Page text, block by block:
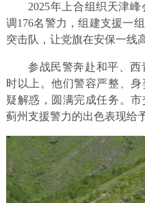
2025年上合组织天津
调176名警力，组建支援一
突击队，让党旗在安保一线
参战民警奔赴和平、
时以上。他们警容严整、
疑解惑，圆满完成任务。
蓟州支援警力的出色表现给